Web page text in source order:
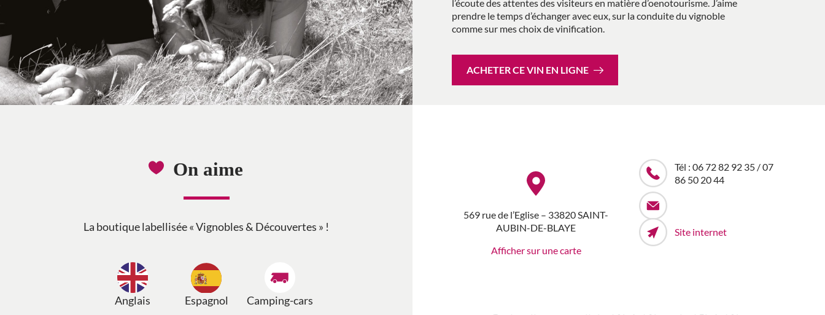
l’écoute des attentes des visiteurs en matière d’oenotourisme. J’aime
prendre le temps d’échanger avec eux, sur la conduite du vignoble
comme sur mes choix de vinification.
ACHETER CE VIN EN LIGNE
On aime
La boutique labellisée « Vignobles & Découvertes » !
Anglais Camping-cars
Espagnol
569 rue de l’Eglise – 33820 SAINT-
AUBIN-DE-BLAYE
Afficher sur une carte
Tél : 06 72 82 92 35 / 07
86 50 20 44
Site internet